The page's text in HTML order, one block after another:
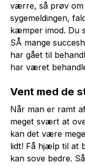
værre, så prøv om
sygemeldingen,
kæmper imod. Du
SÅ mange
har gået til
har været
Vent med de
Når man er ramt
meget svært at
kan det være
lidt! Få hjælp til at
kan sove bedre.